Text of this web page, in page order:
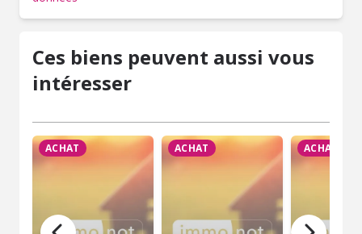
Ces biens peuvent aussi vous
intéresser
ACHAT ACHAT ACHAT